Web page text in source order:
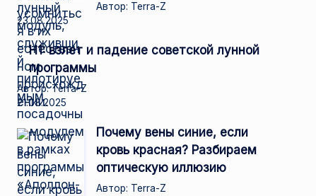
Автор: Terra-Z
23.08.2025
Н1: взлет и падение советской лунной
программы
Автор: Terra-Z
21.08.2025
Почему вены синие, если
кровь красная? Разбираем
оптическую иллюзию
Автор: Terra-Z